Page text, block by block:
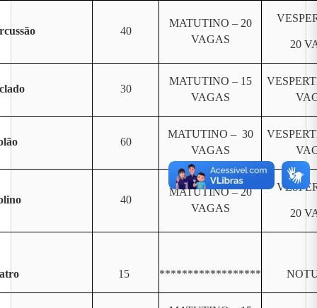
40
MATUTINO – 20
VAGAS
20
30
MATUTINO – 15
VAGAS
60
MATUTINO – 30
VAGAS
40
MATUTINO – 20
VAGAS
20
15 ******************